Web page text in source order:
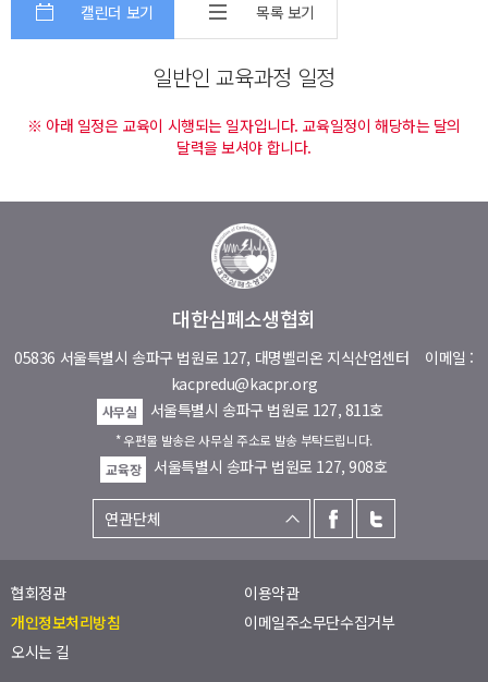
캘린더 보기 목록 보기
일반인 교육과정 일정
※ 아래 일정은 교육이 시행되는 일자입니다. 교육일정이 해당하는 달의
달력을 보셔야 합니다.
대한심폐소생협회
05836 서울특별시 송파구 법원로 127, 대명벨리온 지식산업센터 이메일 :
kacpredu@kacpr.org
사무실 서울특별시 송파구 법원로 127, 811호
* 우편물 발송은 사무실 주소로 발송 부탁드립니다.
교육장
서울특별시 송파구 법원로 127, 908호
협회정관
이용약관
개인정보처리방침
이메일주소무단수집거부
오시는 길